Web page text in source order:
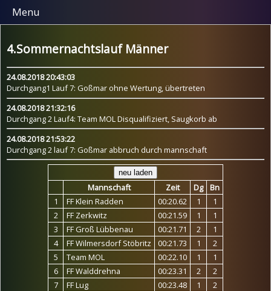
Menu
4.Sommernachtslauf Männer
24.08.2018 20:43:03
Durchgang1 Lauf 7: Goßmar ohne Wertung, übertreten
24.08.2018 21:32:16
Durchgang 2 Lauf4: Team MOL Disqualifiziert, Saugkorb ab
24.08.2018 21:53:22
Durchgang 2 lauf 7: Goßmar abbruch durch mannschaft
Mannschaft Zeit Dg
Bn
1
FF Klein Radden 00:20.62 1
1
2
FF Zerkwitz 00:21.59 1
1
3
FF Groß Lübbenau 00:21.71 2
1
4
FF Wilmersdorf Stöbritz 00:21.73 1
2
5
Team MOL 00:22.10 1
1
6
FF Walddrehna 00:23.31 2
2
7
FF Lug 00:23.48 1
2